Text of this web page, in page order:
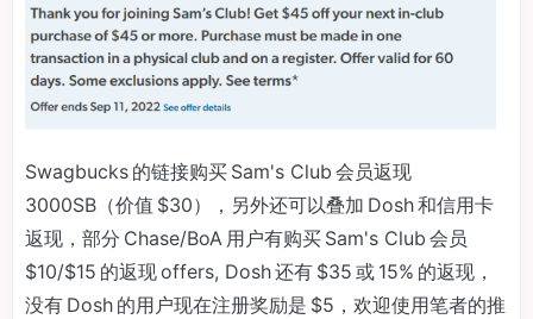
Swagbucks 的链接购买 Sam's Club 会员返现
3000SB（价值 $30），另外还可以叠加 Dosh 和信用卡
返现，部分 Chase/BoA 用户有购买 Sam's Club 会员
$10/$15 的返现 offers, Dosh 还有 $35 或 15% 的返现，
没有 Dosh 的用户现在注册奖励是 $5，欢迎使用笔者的推